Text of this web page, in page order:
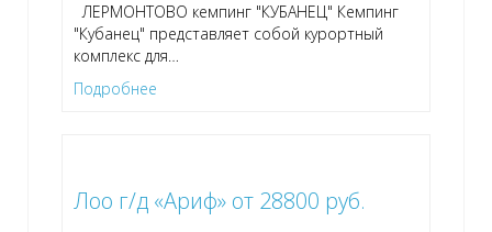
ЛЕРМОНТОВО кемпинг "КУБАНЕЦ" Кемпинг
"Кубанец" представляет собой курортный
комплекс для…
Подробнее
Лоо г/д «Ариф» от 28800 руб.